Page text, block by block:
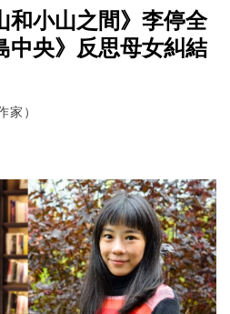
和小山之間》李停全
中央》反思母女糾結
家）